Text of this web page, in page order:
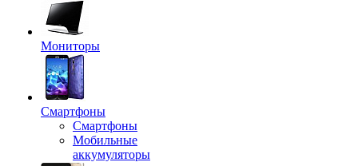
Мониторы
Смартфоны
Смартфоны
Мобильные
аккумуляторы